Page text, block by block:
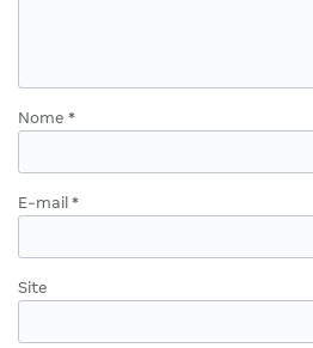
Nome *
E-mail *
Site